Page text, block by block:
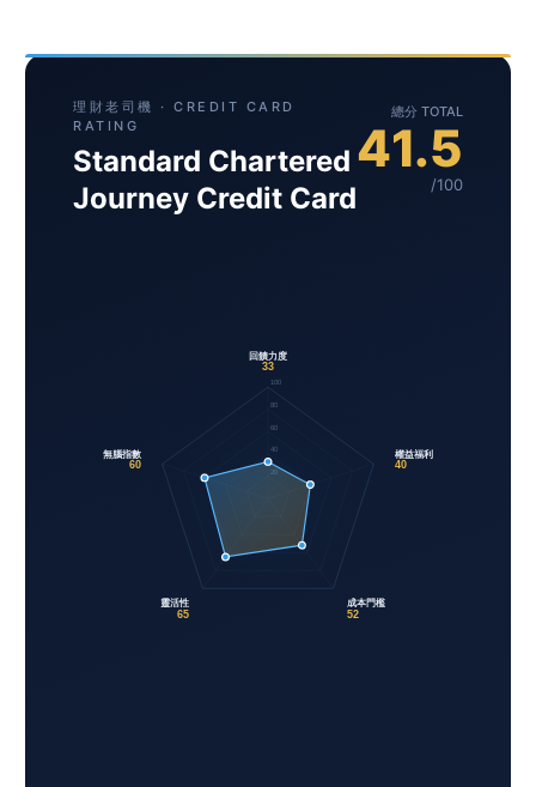
理財老司機 · CREDIT CARD
RATING
Standard Chartered
Journey Credit Card
總分 TOTAL
41.5
/100
20
40
60
80
100
回饋力度
33
權益福利
40
成本門檻
52
靈活性
65
無腦指數
60